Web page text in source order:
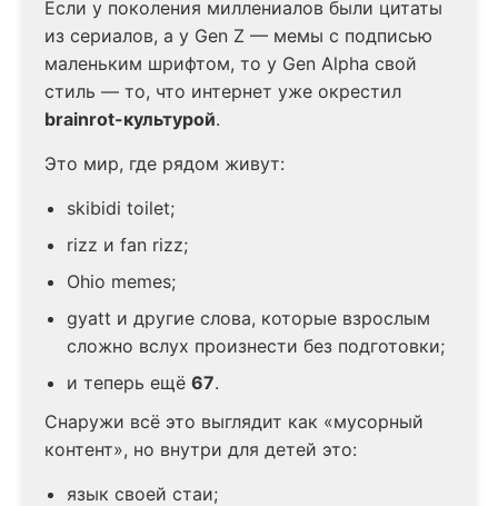
Если у поколения миллениалов были цитаты
из сериалов, а у Gen Z — мемы с подписью
маленьким шрифтом, то у Gen Alpha свой
стиль — то, что интернет уже окрестил
brainrot-культурой.
Это мир, где рядом живут:
skibidi toilet;
rizz и fan rizz;
Ohio memes;
gyatt и другие слова, которые взрослым
сложно вслух произнести без подготовки;
и теперь ещё 67.
Снаружи всё это выглядит как «мусорный
контент», но внутри для детей это:
язык своей стаи;